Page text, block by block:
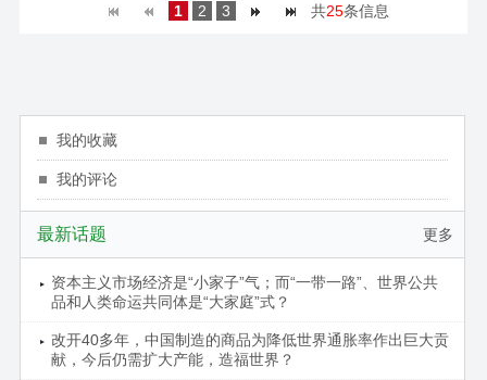
1 2 3 共25条信息
我的收藏
我的评论
更多
最新话题
资本主义市场经济是“小家子”气；而“一带一路”、世界公共
品和人类命运共同体是“大家庭”式？
改开40多年，中国制造的商品为降低世界通胀率作出巨大贡
献，今后仍需扩大产能，造福世界？